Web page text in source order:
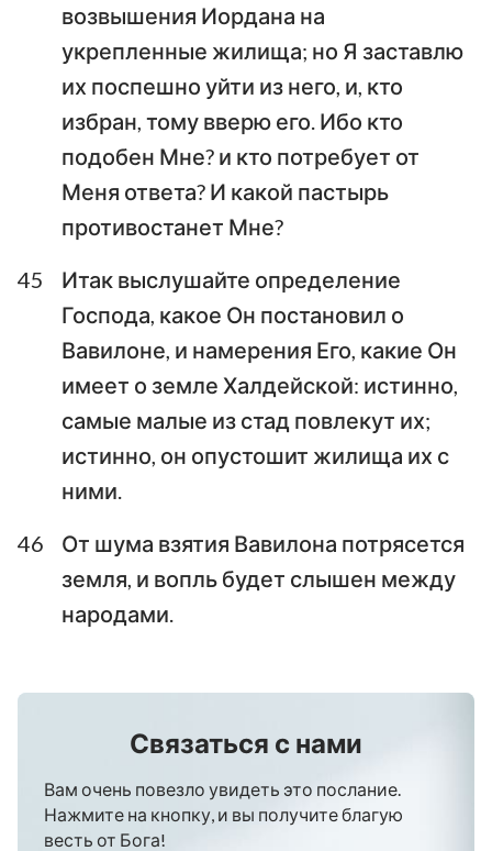
возвышения Иордана на
укрепленные жилища; но Я заставлю
их поспешно уйти из него, и, кто
избран, тому вверю его. Ибо кто
подобен Мне? и кто потребует от
Меня ответа? И какой пастырь
противостанет Мне?
45
Итак выслушайте определение
Господа, какое Он постановил о
Вавилоне, и намерения Его, какие Он
имеет о земле Халдейской: истинно,
самые малые из стад повлекут их;
истинно, он опустошит жилища их с
ними.
46
От шума взятия Вавилона потрясется
земля, и вопль будет слышен между
народами.
Связаться с нами
Вам очень повезло увидеть это послание.
Нажмите на кнопку, и вы получите благую
весть от Бога!